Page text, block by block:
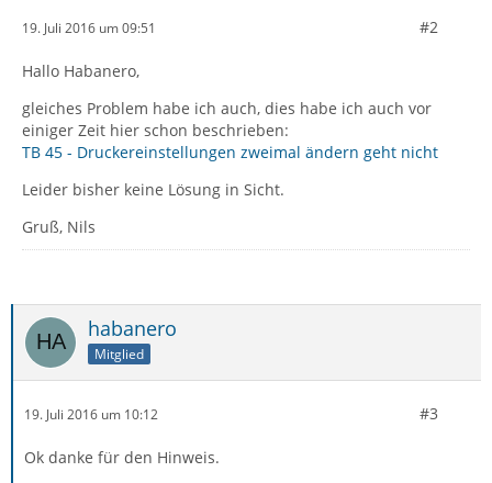
19. Juli 2016 um 09:51 #2
Hallo Habanero,
gleiches Problem habe ich auch, dies habe ich auch vor
einiger Zeit hier schon beschrieben:
TB 45 - Druckereinstellungen zweimal ändern geht nicht
Leider bisher keine Lösung in Sicht.
Gruß, Nils
habanero
Mitglied
19. Juli 2016 um 10:12 #3
Ok danke für den Hinweis.